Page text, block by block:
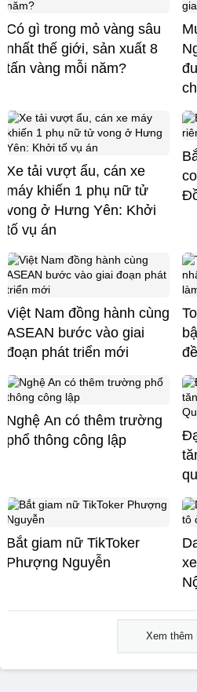
Có gì trong mỏ vàng sâu
nhất thế giới, sản xuất 8
tấn vàng mỗi năm?
Xe tải vượt ẩu, cán xe
máy khiến 1 phụ nữ tử
vong ở Hưng Yên: Khởi
tố vụ án
Việt Nam đồng hành cùng
ASEAN bước vào giai
đoạn phát triển mới
Nghệ An có thêm trường
phổ thông công lập
Bắt giam nữ TikToker
Phượng Nguyễn
Xem thêm